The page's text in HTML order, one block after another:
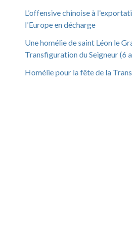
L'offensive chinoise à
l'Europe en décharge
Une homélie de saint Léon le
Transfiguration du Seigneur (6
Homélie pour la fête de la